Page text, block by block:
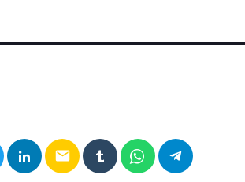
email